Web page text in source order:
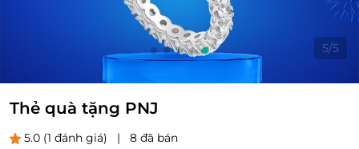
5/5
Thẻ quà tặng PNJ
5.0 (1 đánh giá) | 8 đã bán